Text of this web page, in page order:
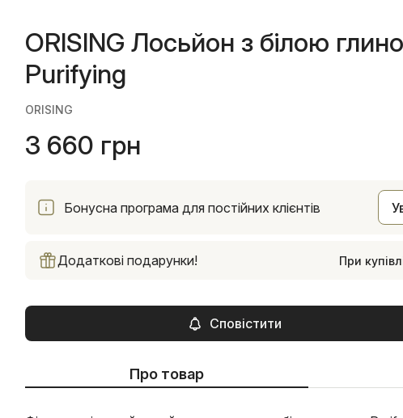
ORISING Лосьйон з білою
Purifying
ORISING
3 660 грн
Бонусна програма для постійних клієнтів
Додаткові подарунки! При
Сповістити
Про товар